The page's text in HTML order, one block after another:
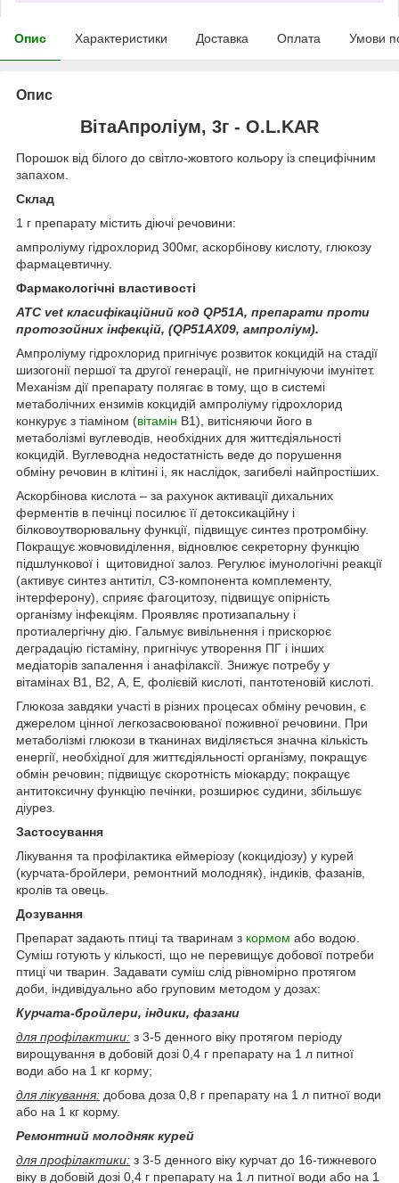
Опис Характеристики Доставка Оплата Умови
Опис
ВітаАпроліум, 3г - O.L.KAR
Порошок від білого до світло-жовтого кольору із специфічним
запахом.
Склад
1 г препарату містить діючі речовини:
ампроліуму гідрохлорид 300мг, аскорбінову кислоту, глюкозу
фармацевтичну.
Фармакологічні властивості
АТС vet класифікаційний код QP51А, препарати проти
протозойних інфекцій, (QP51AХ09, ампроліум).
Ампроліуму гідрохлорид пригнічує розвиток кокцидій на стадії
шизогонії першої та другої генерації, не пригнічуючи імунітет.
Механізм дії препарату полягає в тому, що в системі
метаболічних ензимів кокцидій ампроліуму гідрохлорид
конкурує з тіаміном (вітамін В1), витісняючи його в
метаболізмі вуглеводів, необхідних для життєдіяльності
кокцидій. Вуглеводна недостатність веде до порушення
обміну речовин в клітині і, як наслідок, загибелі найпростіших.
Аскорбінова кислота – за рахунок активації дихальних
ферментів в печінці посилює її детоксикаційну і
білковоутворювальну функції, підвищує синтез протромбіну.
Покращує жовчовиділення, відновлює секреторну функцію
підшлункової і щитовидної залоз. Регулює імунологічні реакції
(активує синтез антитіл, С3-компонента комплементу,
інтерферону), сприяє фагоцитозу, підвищує опірність
організму інфекціям. Проявляє протизапальну і
протиалергічну дію. Гальмує вивільнення і прискорює
деградацію гістаміну, пригнічує утворення ПГ і інших
медіаторів запалення і анафілаксії. Знижує потребу у
вітамінах В1, В2, А, Е, фолієвій кислоті, пантотеновій кислоті.
Глюкоза завдяки участі в різних процесах обміну речовин, є
джерелом цінної легкозасвоюваної поживної речовини. При
метаболізмі глюкози в тканинах виділяється значна кількість
енергії, необхідної для життєдіяльності організму, покращує
обмін речовин; підвищує скоротність міокарду; покращує
антитоксичну функцію печінки, розширює судини, збільшує
діурез.
Застосування
Лікування та профілактика еймеріозу (кокцидіозу) у курей
(курчата-бройлери, ремонтний молодняк), індиків, фазанів,
кролів та овець.
Дозування
Препарат задають птиці та тваринам з кормом або водою.
Суміш готують у кількості, що не перевищує добової потреби
птиці чи тварин. Задавати суміш слід рівномірно протягом
доби, індивідуально або груповим методом у дозах:
Курчата-бройлери, індики, фазани
для профілактики: з 3-5 денного віку протягом періоду
вирощування в добовій дозі 0,4 г препарату на 1 л питної
води або на 1 кг корму;
для лікування: добова доза 0,8 г препарату на 1 л питної води
або на 1 кг корму.
Ремонтний молодняк курей
для профілактики: з 3-5 денного віку курчат до 16-тижневого
віку в добовій дозі 0,4 г препарату на 1 л питної води або на 1